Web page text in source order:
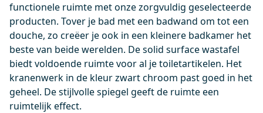
99.000.404BC
Afvoerplug Afsluitbaar Zwart
Chroom Rond
Morgen in huis
0,-
functionele ruimte met onze zorgvuldig geselecteerde
producten. Tover je bad met een badwand om tot een
douche, zo creëer je ook in een kleinere badkamer het
beste van beide werelden. De solid surface wastafel
biedt voldoende ruimte voor al je toiletartikelen. Het
kranenwerk in de kleur zwart chroom past goed in het
geheel. De stijlvolle spiegel geeft de ruimte een
ruimtelijk effect.